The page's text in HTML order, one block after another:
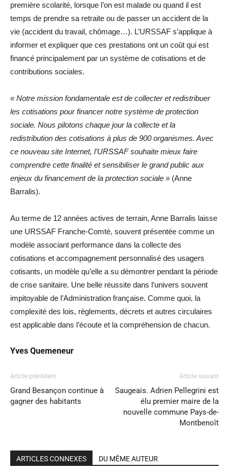
première scolarité, lorsque l’on est malade ou quand il est
temps de prendre sa retraite ou de passer un accident de la
vie (accident du travail, chômage…). L’URSSAF s’applique à
informer et expliquer que ces prestations ont un coût qui est
financé principalement par un système de cotisations et de
contributions sociales.
« Notre mission fondamentale est de collecter et redistribuer
les cotisations pour financer notre système de protection
sociale. Nous pilotons chaque jour la collecte et la
redistribution des cotisations à plus de 900 organismes. Avec
ce nouveau site Internet, l’URSSAF souhaite mieux faire
comprendre cette finalité et sensibiliser le grand public aux
enjeux du financement de la protection sociale » (Anne
Barralis).
Au terme de 12 années actives de terrain, Anne Barralis laisse
une URSSAF Franche-Comté, souvent présentée comme un
modèle associant performance dans la collecte des
cotisations et accompagnement personnalisé des usagers
cotisants, un modèle qu’elle a su démontrer pendant la période
de crise sanitaire. Une belle réussite dans l’univers souvent
impitoyable de l’Administration française. Comme quoi, la
complexité des lois, règlements, décrets et autres circulaires
est applicable dans l’écoute et la compréhension de chacun.
Yves Quemeneur
Article précédent
Grand Besançon continue à
gagner des habitants
Article suivant
Saugeais. Adrien Pellegrini est
élu premier maire de la
nouvelle commune Pays-de-
Montbenoît
ARTICLES CONNEXES DU MÊME AUTEUR